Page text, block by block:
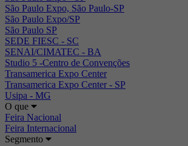
São Paulo Expo, São Paulo-SP
São Paulo Expo/SP
São Paulo SP
SEDE FIESC - SC
SENAI/CIMATEC - BA
Studio 5 -Centro de Convenções
Transamerica Expo Center
Transamerica Expo Center - SP
Usipa - MG
O que
Feira Nacional
Feira Internacional
Segmento